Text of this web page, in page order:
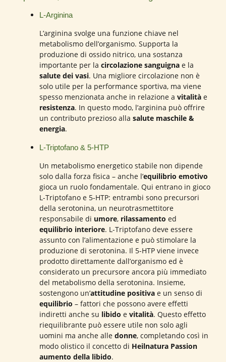
L-Arginina
L’arginina svolge una funzione chiave nel
metabolismo dell’organismo. Supporta la
produzione di ossido nitrico, una sostanza
importante per la circolazione sanguigna e la
salute dei vasi. Una migliore circolazione non è
solo utile per la performance sportiva, ma viene
spesso menzionata anche in relazione a vitalità e
resistenza. In questo modo, l’arginina può offrire
un contributo prezioso alla salute maschile &
energia.
L-Triptofano & 5-HTP
Un metabolismo energetico stabile non dipende
solo dalla forza fisica – anche l’equilibrio emotivo
gioca un ruolo fondamentale. Qui entrano in gioco
L-Triptofano e 5-HTP: entrambi sono precursori
della serotonina, un neurotrasmettitore
responsabile di umore, rilassamento ed
equilibrio interiore. L-Triptofano deve essere
assunto con l’alimentazione e può stimolare la
produzione di serotonina. Il 5-HTP viene invece
prodotto direttamente dall’organismo ed è
considerato un precursore ancora più immediato
del metabolismo della serotonina. Insieme,
sostengono un’attitudine positiva e un senso di
equilibrio – fattori che possono avere effetti
indiretti anche su libido e vitalità. Questo effetto
riequilibrante può essere utile non solo agli
uomini ma anche alle donne, completando così in
modo olistico il concetto di Heilnatura Passion
aumento della libido.